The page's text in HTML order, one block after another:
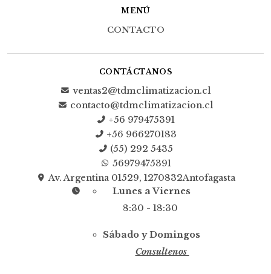
MENÚ
CONTACTO
CONTÁCTANOS
ventas2@tdmclimatizacion.cl
contacto@tdmclimatizacion.cl
+56 979475391
+56 966270183
(55) 292 5435
56979475391
Av. Argentina 01529, 1270832Antofagasta
Lunes a Viernes
8:30 - 18:30
Sábado y Domingos
Consultenos